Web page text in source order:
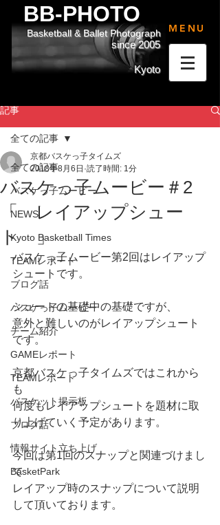
BB-PHOTO
since 2005
Basketball & Ballet Photograph
Kyoto
MENU
記事
全ての記事
バスケっ子ムービー
NEWS
Kyoto Basketball Times
TEAMレポート
ブログ話
バスケっ子ムービー
チーム紹介
GAMEレポート
TEAMレポート
バスケット掲示板
ブログ話
情報サイト立ち上げ
BasketPark
全ての記事
バスケっ子ムービー＃2
「 レイアップシュー
ト 」
京都バスケっ子タイムズ
2018年8月6日 読了時間: 1分
バスケっ子ムービー第2回はレイアップ
シュートです。
シュートの基礎中の基礎ですが、
意外と難しいのがレイアップシュート
です。
京都バスケっ子タイムズではこれから
も
何度もレイアップシュートを題材に取
り上げていく予定があります。
今回は第1回のスナップと関連づけまし
て
レイアップ時のスナップについて説明
して頂いております。